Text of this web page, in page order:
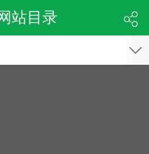
站目录